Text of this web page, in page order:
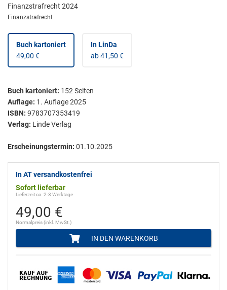
Finanzstrafrecht 2024
Finanzstrafrecht
Buch kartoniert
49,00 €
In LinDa
ab 41,50 €
Buch kartoniert: 152 Seiten
Auflage: 1. Auflage 2025
ISBN: 9783707353419
Verlag: Linde Verlag
Erscheinungstermin: 01.10.2025
In AT versandkostenfrei
Sofort lieferbar
Lieferzeit ca. 2-3 Werktage
49,00 €
Normalpreis (inkl. MwSt.)
IN DEN WARENKORB